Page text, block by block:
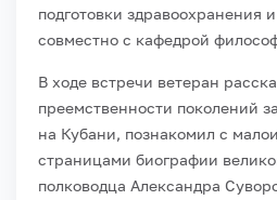
подготовки здравоохранения
совместно с кафедрой
В ходе встречи ветеран
преемственности поколений
на Кубани, познакомил с
страницами биографии
полководца Александра